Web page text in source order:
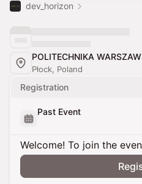
dev_horizon
POLITECHNIKA
Płock, Poland
Registration
Past Event
Welcome! To join the